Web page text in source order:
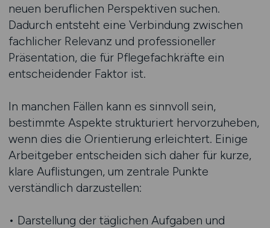
neuen beruflichen Perspektiven suchen.
Dadurch entsteht eine Verbindung zwischen
fachlicher Relevanz und professioneller
Präsentation, die für Pflegefachkräfte ein
entscheidender Faktor ist.
In manchen Fällen kann es sinnvoll sein,
bestimmte Aspekte strukturiert hervorzuheben,
wenn dies die Orientierung erleichtert. Einige
Arbeitgeber entscheiden sich daher für kurze,
klare Auflistungen, um zentrale Punkte
verständlich darzustellen:
• Darstellung der täglichen Aufgaben und